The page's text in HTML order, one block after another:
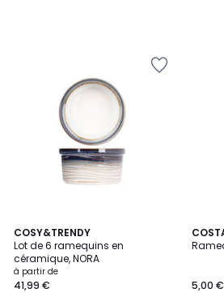
COSY&TRENDY
Lot de 6 ramequins en
céramique, NORA
à partir de
41,99 € 5,00 €
2